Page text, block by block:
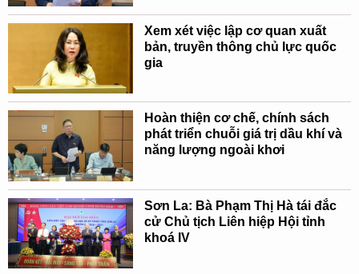
Xem xét việc lập cơ quan xuất
bản, truyền thông chủ lực quốc
gia
Hoàn thiện cơ chế, chính sách
phát triển chuỗi giá trị dầu khí và
năng lượng ngoài khơi
Sơn La: Bà Phạm Thị Hà tái đắc
cử Chủ tịch Liên hiệp Hội tỉnh
khoá IV